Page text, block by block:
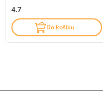
4.7
Do košíku